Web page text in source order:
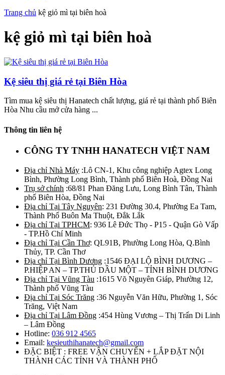
Trang chủ kệ giỏ mì tại biên hoà
kệ giỏ mì tại biên hoà
Kệ siêu thị giá rẻ tại Biên Hòa
Tìm mua kệ siêu thị Hanatech chất lượng, giá rẻ tại thành phố Biên
Hòa Nhu cầu mở cửa hàng ...
Thông tin liên hệ
CÔNG TY TNHH HANATECH VIỆT NAM
Địa chỉ Nhà Máy :Lô CN-1, Khu công nghiệp Agtex Long
Bình, Phường Long Bình, Thành phố Biên Hoà, Đồng Nai
Trụ sở chính :68/81 Phan Đăng Lưu, Long Bình Tân, Thành
phố Biên Hòa, Đồng Nai
Địa chỉ Tại Tây Nguyên: 231 Đường 30.4, Phường Ea Tam,
Thành Phố Buôn Ma Thuột, Đắk Lắk
Địa chỉ Tại TPHCM: 936 Lê Đức Thọ - P15 - Quận Gò Vấp
- TP.Hồ Chí Minh
Địa chỉ Tại Cần Thơ: QL91B, Phường Long Hòa, Q.Bình
Thủy, TP. Cần Thơ
Địa chỉ Tại Bình Dương :1546 ĐẠI LỘ BÌNH DƯƠNG –
P.HIỆP AN – TP.THỦ DẦU MỘT – TỈNH BÌNH DƯƠNG
Địa chỉ Tại Vũng Tàu :1615 Võ Nguyên Giáp, Phường 12,
Thành phố Vũng Tàu
Địa chỉ Tại Sóc Trăng :36 Nguyễn Văn Hữu, Phường 1, Sóc
Trăng, Việt Nam
Địa chỉ Tại Lâm Đồng :454 Hùng Vương – Thị Trấn Di Linh
– Lâm Đồng
Hotline: 036 912 4565
Email: kesieuthihanatech@gmail.com
ĐẶC BIỆT : FREE VẬN CHUYỂN + LẮP ĐẶT NỘI
THÀNH CÁC TỈNH VÀ THÀNH PHỐ